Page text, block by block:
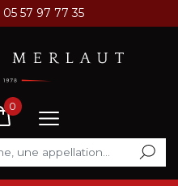
05 57 97 77 35
0